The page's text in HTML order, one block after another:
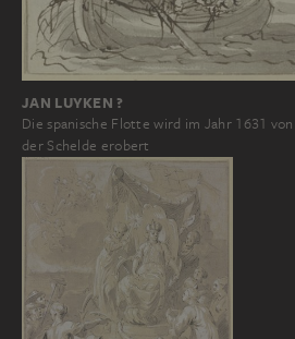
JAN LUYKEN ?
Die spanische Flotte wird im Jahr 1631
der Schelde erobert